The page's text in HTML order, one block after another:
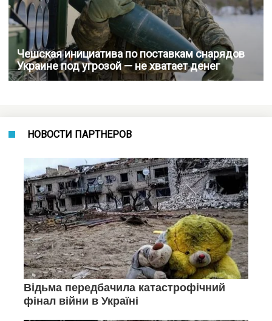
Чешская инициатива по поставкам снарядов
Украине под угрозой — не хватает денег
НОВОСТИ ПАРТНЕРОВ